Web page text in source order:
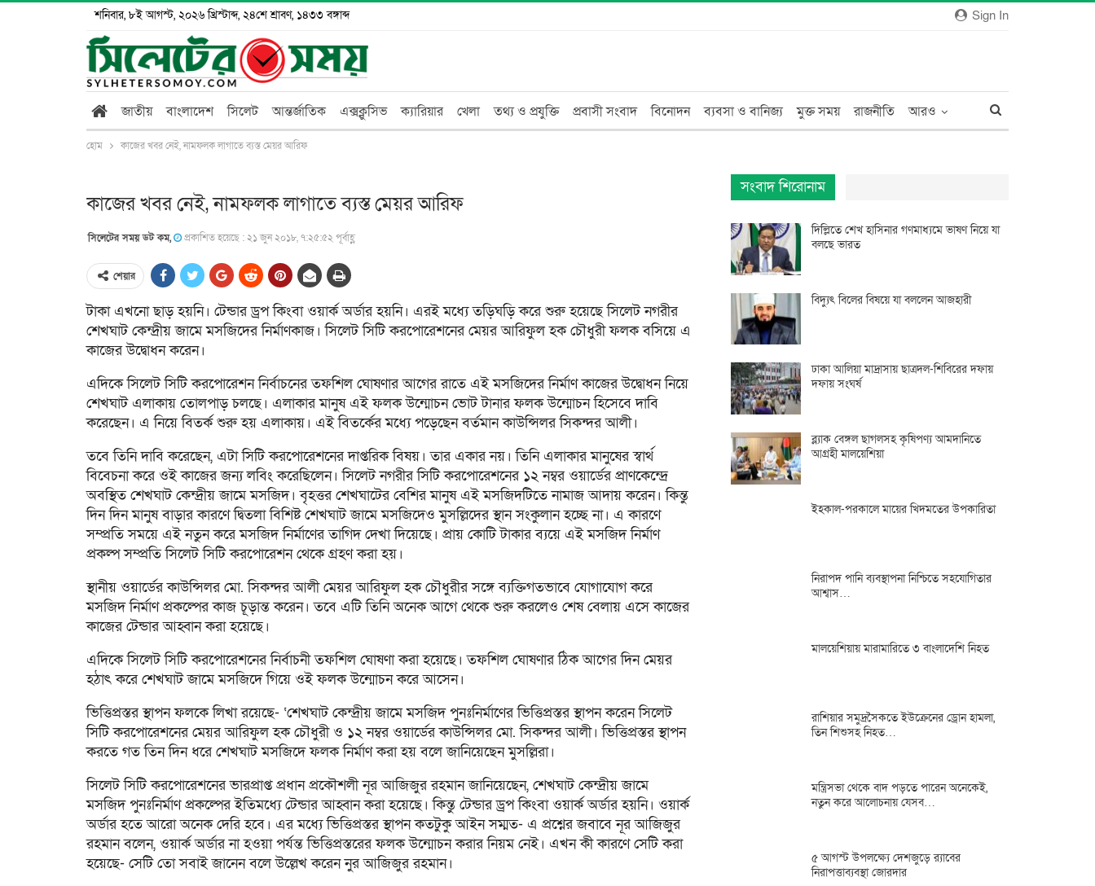
Sign In
শনিবার, ৮ই আগস্ট, ২০২৬ খ্রিস্টাব্দ, ২৪শে শ্রাবণ, ১৪৩৩ বঙ্গাব্দ
জাতীয় বাংলাদেশ সিলেট আন্তর্জাতিক এক্সক্লুসিভ ক্যারিয়ার খেলা তথ্য ও প্রযুক্তি প্রবাসী সংবাদ বিনোদন ব্যবসা ও বানিজ্য মুক্ত সময় রাজনীতি আরও
হোম কাজের খবর নেই, নামফলক লাগাতে ব্যস্ত মেয়র আরিফ
কাজের খবর নেই, নামফলক লাগাতে ব্যস্ত মেয়র আরিফ
সিলেটের সময় ডট কম, প্রকাশিত হয়েছে : ২১ জুন ২০১৮, ৭:২৫:৫২ পূর্বাহ্ণ
শেয়ার
টাকা এখনো ছাড় হয়নি। টেন্ডার ড্রপ কিংবা ওয়ার্ক অর্ডার হয়নি। এরই মধ্যে তড়িঘড়ি করে শুরু হয়েছে সিলেট নগরীর
শেখঘাট কেন্দ্রীয় জামে মসজিদের নির্মাণকাজ। সিলেট সিটি করপোরেশনের মেয়র আরিফুল হক চৌধুরী ফলক বসিয়ে এ
কাজের উদ্বোধন করেন।
এদিকে সিলেট সিটি করপোরেশন নির্বাচনের তফশিল ঘোষণার আগের রাতে এই মসজিদের নির্মাণ কাজের উদ্বোধন নিয়ে
শেখঘাট এলাকায় তোলপাড় চলছে। এলাকার মানুষ এই ফলক উন্মোচন ভোট টানার ফলক উন্মোচন হিসেবে দাবি
করেছেন। এ নিয়ে বিতর্ক শুরু হয় এলাকায়। এই বিতর্কের মধ্যে পড়েছেন বর্তমান কাউন্সিলর সিকন্দর আলী।
তবে তিনি দাবি করেছেন, এটা সিটি করপোরেশনের দাপ্তরিক বিষয়। তার একার নয়। তিনি এলাকার মানুষের স্বার্থ
বিবেচনা করে ওই কাজের জন্য লবিং করেছিলেন। সিলেট নগরীর সিটি করপোরেশনের ১২ নম্বর ওয়ার্ডের প্রাণকেন্দ্রে
অবস্থিত শেখঘাট কেন্দ্রীয় জামে মসজিদ। বৃহত্তর শেখঘাটের বেশির মানুষ এই মসজিদটিতে নামাজ আদায় করেন। কিন্তু
দিন দিন মানুষ বাড়ার কারণে দ্বিতলা বিশিষ্ট শেখঘাট জামে মসজিদেও মুসল্লিদের স্থান সংকুলান হচ্ছে না। এ কারণে
সম্প্রতি সময়ে এই নতুন করে মসজিদ নির্মাণের তাগিদ দেখা দিয়েছে। প্রায় কোটি টাকার ব্যয়ে এই মসজিদ নির্মাণ
প্রকল্প সম্প্রতি সিলেট সিটি করপোরেশন থেকে গ্রহণ করা হয়।
স্থানীয় ওয়ার্ডের কাউন্সিলর মো. সিকন্দর আলী মেয়র আরিফুল হক চৌধুরীর সঙ্গে ব্যক্তিগতভাবে যোগাযোগ করে
মসজিদ নির্মাণ প্রকল্পের কাজ চূড়ান্ত করেন। তবে এটি তিনি অনেক আগে থেকে শুরু করলেও শেষ বেলায় এসে কাজের
কাজের টেন্ডার আহ্বান করা হয়েছে।
এদিকে সিলেট সিটি করপোরেশনের নির্বাচনী তফশিল ঘোষণা করা হয়েছে। তফশিল ঘোষণার ঠিক আগের দিন মেয়র
হঠাৎ করে শেখঘাট জামে মসজিদে গিয়ে ওই ফলক উন্মোচন করে আসেন।
ভিত্তিপ্রস্তর স্থাপন ফলকে লিখা রয়েছে- ‘শেখঘাট কেন্দ্রীয় জামে মসজিদ পুনঃনির্মাণের ভিত্তিপ্রস্তর স্থাপন করেন সিলেট
সিটি করপোরেশনের মেয়র আরিফুল হক চৌধুরী ও ১২ নম্বর ওয়ার্ডের কাউন্সিলর মো. সিকন্দর আলী। ভিত্তিপ্রস্তর স্থাপন
করতে গত তিন দিন ধরে শেখঘাট মসজিদে ফলক নির্মাণ করা হয় বলে জানিয়েছেন মুসল্লিরা।
সিলেট সিটি করপোরেশনের ভারপ্রাপ্ত প্রধান প্রকৌশলী নূর আজিজুর রহমান জানিয়েছেন, শেখঘাট কেন্দ্রীয় জামে
মসজিদ পুনঃনির্মাণ প্রকল্পের ইতিমধ্যে টেন্ডার আহ্বান করা হয়েছে। কিন্তু টেন্ডার ড্রপ কিংবা ওয়ার্ক অর্ডার হয়নি। ওয়ার্ক
অর্ডার হতে আরো অনেক দেরি হবে। এর মধ্যে ভিত্তিপ্রস্তর স্থাপন কতটুকু আইন সম্মত- এ প্রশ্নের জবাবে নূর আজিজুর
রহমান বলেন, ওয়ার্ক অর্ডার না হওয়া পর্যন্ত ভিত্তিপ্রস্তরের ফলক উন্মোচন করার নিয়ম নেই। এখন কী কারণে সেটি করা
হয়েছে- সেটি তো সবাই জানেন বলে উল্লেখ করেন নুর আজিজুর রহমান।
সংবাদ শিরোনাম
দিল্লিতে শেখ হাসিনার গণমাধ্যমে ভাষণ নিয়ে যা
বলছে ভারত
বিদ্যুৎ বিলের বিষয়ে যা বললেন আজহারী
ঢাকা আলিয়া মাদ্রাসায় ছাত্রদল-শিবিরের দফায়
দফায় সংঘর্ষ
ব্ল্যাক বেঙ্গল ছাগলসহ কৃষিপণ্য আমদানিতে
আগ্রহী মালয়েশিয়া
ইহকাল-পরকালে মায়ের খিদমতের উপকারিতা
নিরাপদ পানি ব্যবস্থাপনা নিশ্চিতে সহযোগিতার
আশ্বাস…
মালয়েশিয়ায় মারামারিতে ৩ বাংলাদেশি নিহত
রাশিয়ার সমুদ্রসৈকতে ইউক্রেনের ড্রোন হামলা,
তিন শিশুসহ নিহত…
মন্ত্রিসভা থেকে বাদ পড়তে পারেন অনেকেই,
নতুন করে আলোচনায় যেসব…
৫ আগস্ট উপলক্ষ্যে দেশজুড়ে র‌্যাবের
নিরাপত্তাব্যবস্থা জোরদার